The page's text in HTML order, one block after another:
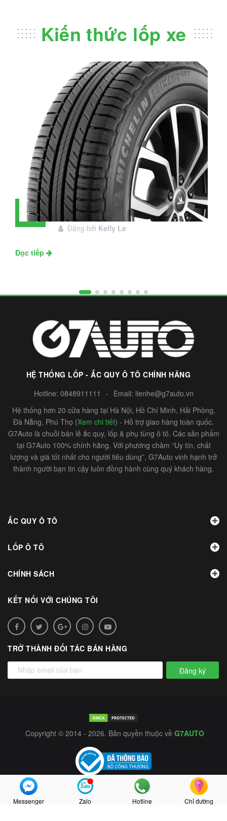
Kiến thức lốp xe
28
Tháng
Đánh giá lốp Michelin Primacy SUV:
Đáng đầu tư không?
Đăng bởi Kelly Le
Đọc tiếp
HỆ THỐNG LỐP - ẮC QUY Ô TÔ CHÍNH HÃNG
Hotline: 0848911111 - Email: lienhe@g7auto.vn
Hệ thống hơn 20 cửa hàng tại Hà Nội, Hồ Chí Minh, Hải Phòng,
Đà Nẵng, Phú Thọ (Xem chi tiết) - Hỗ trợ giao hàng toàn quốc.
G7Auto là chuỗi bán lẻ ắc quy, lốp & phụ tùng ô tô. Các sản phẩm
tại G7Auto 100% chính hãng. Với phương châm “Uy tín, chất
lượng và giá tốt nhất cho người tiêu dùng”, G7Auto vinh hạnh trở
thành người bạn tin cậy luôn đồng hành cùng quý khách hàng.
ẮC QUY Ô TÔ
LỐP Ô TÔ
CHÍNH SÁCH
KẾT NỐI VỚI CHÚNG TÔI
TRỞ THÀNH ĐỐI TÁC BÁN HÀNG
Đăng ký
Copyright © 2014 - 2026. Bản quyền thuộc về G7AUTO
Messenger Zalo Hotline Chỉ đường